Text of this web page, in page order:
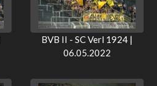
BVB II - SC Verl 1924 |
06.05.2022